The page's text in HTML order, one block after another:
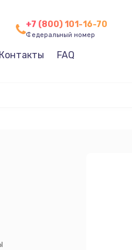
+7 (800) 101-16-70
Федеральный номер
Контакты FAQ